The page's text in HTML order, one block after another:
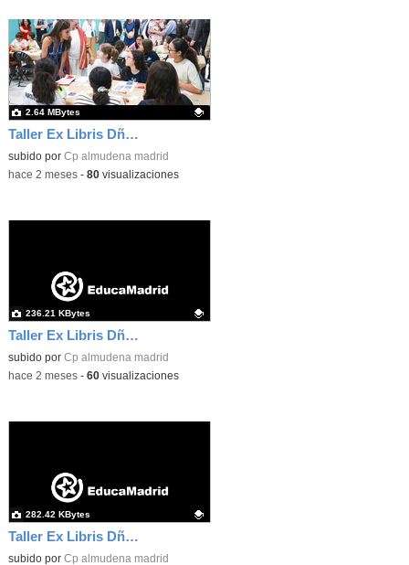
Taller Ex Libris Dña Letizia 01
Contenido educativo.
subido por Cp almudena madrid
2.64 MBytes
-hace 2 meses- 80visualizaciones
Taller Ex Libris Dña Letizia 02
Contenido educativo.
subido por Cp almudena madrid
236.21 KBytes
-hace 2 meses- 60visualizaciones
Taller Ex Libris Dña Letizia 04
Contenido educativo.
subido por Cp almudena madrid
282.42 KBytes